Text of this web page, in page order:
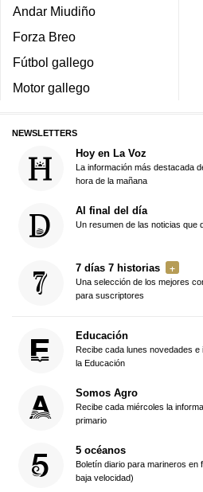
Andar Miudiño
Forza Breo
Fútbol gallego
Motor gallego
NEWSLETTERS
Hoy en La Voz
La información más destacada
hora de la mañana
Al final del día
Un resumen de las noticias que
7 días 7 historias
Una selección de los mejores
para suscriptores
Educación
Recibe cada lunes novedades e
la Educación
Somos Agro
Recibe cada miércoles la
primario
5 océanos
Boletín diario para marineros en
baja velocidad)